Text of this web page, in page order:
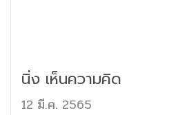
นิ่ง เห็นความคิด
12 มี.ค. 2565